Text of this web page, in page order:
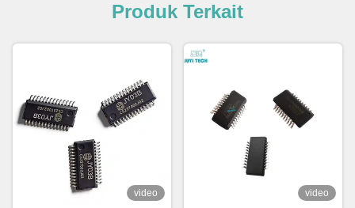
Produk Terkait
video video